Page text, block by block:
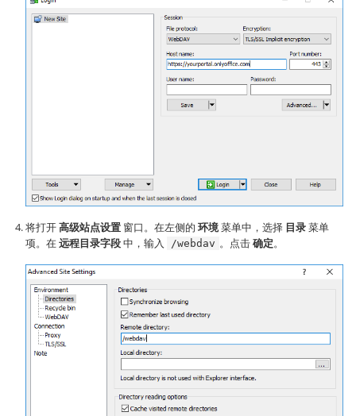
将打开高级站点设置 窗口。在左侧的 环境菜单中，选择 目录菜单
项。在远程目录字段中，输入 /webdav 。点击确定。